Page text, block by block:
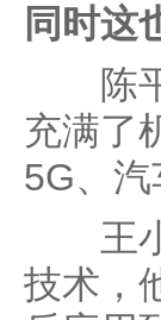
同时这
陈平
充满了
5G、汽
王小
技术，